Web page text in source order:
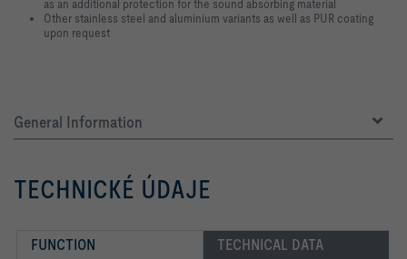
as an additional protection for the sound absorbing material
Other stainless steel and aluminium variants as well as PUR coating
upon request
General Information
TECHNICKÉ ÚDAJE
FUNCTION TECHNICAL DATA